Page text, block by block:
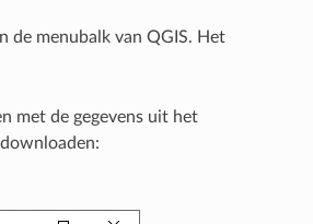
de menubalk van QGIS. Het
met de gegevens uit het